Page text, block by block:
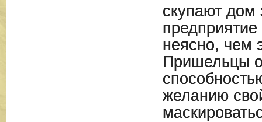
скупают
неясно, чем
Пришельцы
желанию